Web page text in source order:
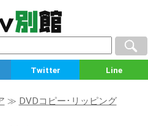
Twitter Line
≫ DVDコピー･リッピング